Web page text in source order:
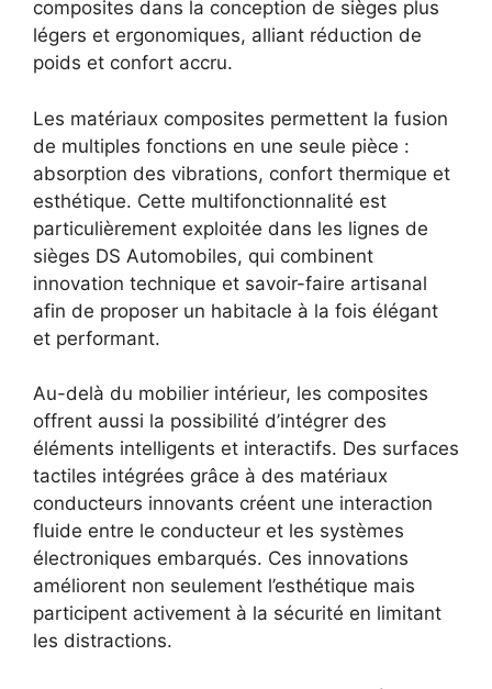
composites dans la conception de sièges plus
légers et ergonomiques, alliant réduction de
poids et confort accru.
Les matériaux composites permettent la fusion
de multiples fonctions en une seule pièce :
absorption des vibrations, confort thermique et
esthétique. Cette multifonctionnalité est
particulièrement exploitée dans les lignes de
sièges DS Automobiles, qui combinent
innovation technique et savoir-faire artisanal
afin de proposer un habitacle à la fois élégant
et performant.
Au-delà du mobilier intérieur, les composites
offrent aussi la possibilité d’intégrer des
éléments intelligents et interactifs. Des surfaces
tactiles intégrées grâce à des matériaux
conducteurs innovants créent une interaction
fluide entre le conducteur et les systèmes
électroniques embarqués. Ces innovations
améliorent non seulement l’esthétique mais
participent activement à la sécurité en limitant
les distractions.